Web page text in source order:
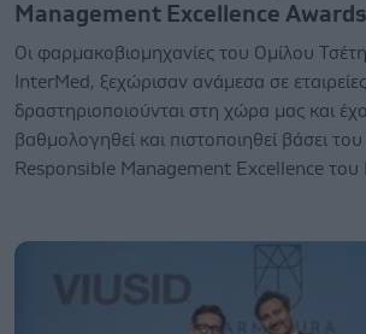
Management Excellence
Οι φαρμακοβιομηχανίες του Ομίλου
InterMed, ξεχώρισαν ανάμεσα σε
δραστηριοποιούνται στη χώρα μας και
βαθμολογηθεί και πιστοποιηθεί βάσει
Responsible Management Excellence του